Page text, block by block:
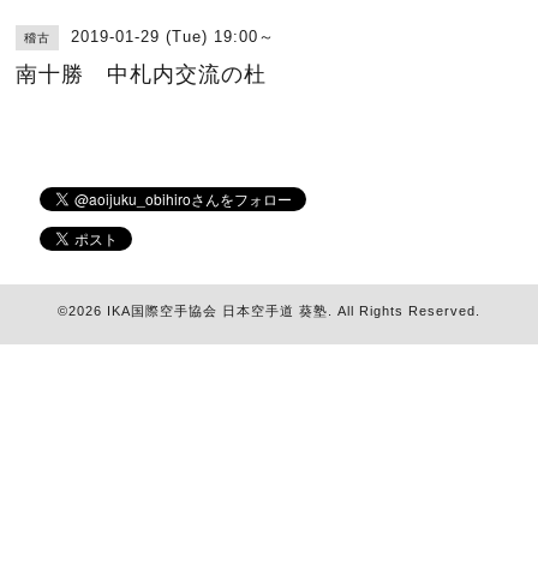
稽古 2019-01-29 (Tue) 19:00～
南十勝 中札内交流の杜
©2026 IKA国際空手協会 日本空手道 葵塾 . All Rights Reserved.